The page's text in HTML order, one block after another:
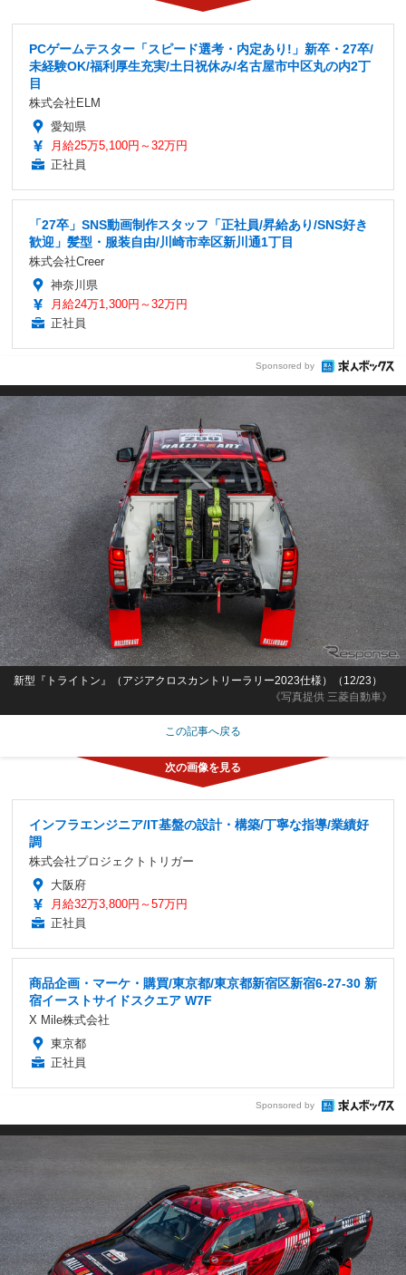
PCゲームテスター「スピード選考・内定あり!」新卒・27卒/
未経験OK/福利厚生充実/土日祝休み/名古屋市中区丸の内2丁
目
株式会社ELM
愛知県
月給25万5,100円～32万円
正社員
「27卒」SNS動画制作スタッフ「正社員/昇給あり/SNS好き
歓迎」髪型・服装自由/川崎市幸区新川通1丁目
株式会社Creer
神奈川県
月給24万1,300円～32万円
正社員
Sponsored by
《写真提供 三菱自動車》
新型『トライトン』（アジアクロスカントリーラリー2023仕様）（12/23）
この記事へ戻る
インフラエンジニア/IT基盤の設計・構築/丁寧な指導/業績好
調
株式会社プロジェクトトリガー
大阪府
月給32万3,800円～57万円
正社員
商品企画・マーケ・購買/東京都/東京都新宿区新宿6-27-30 新
宿イーストサイドスクエア W7F
X Mile株式会社
東京都
正社員
Sponsored by